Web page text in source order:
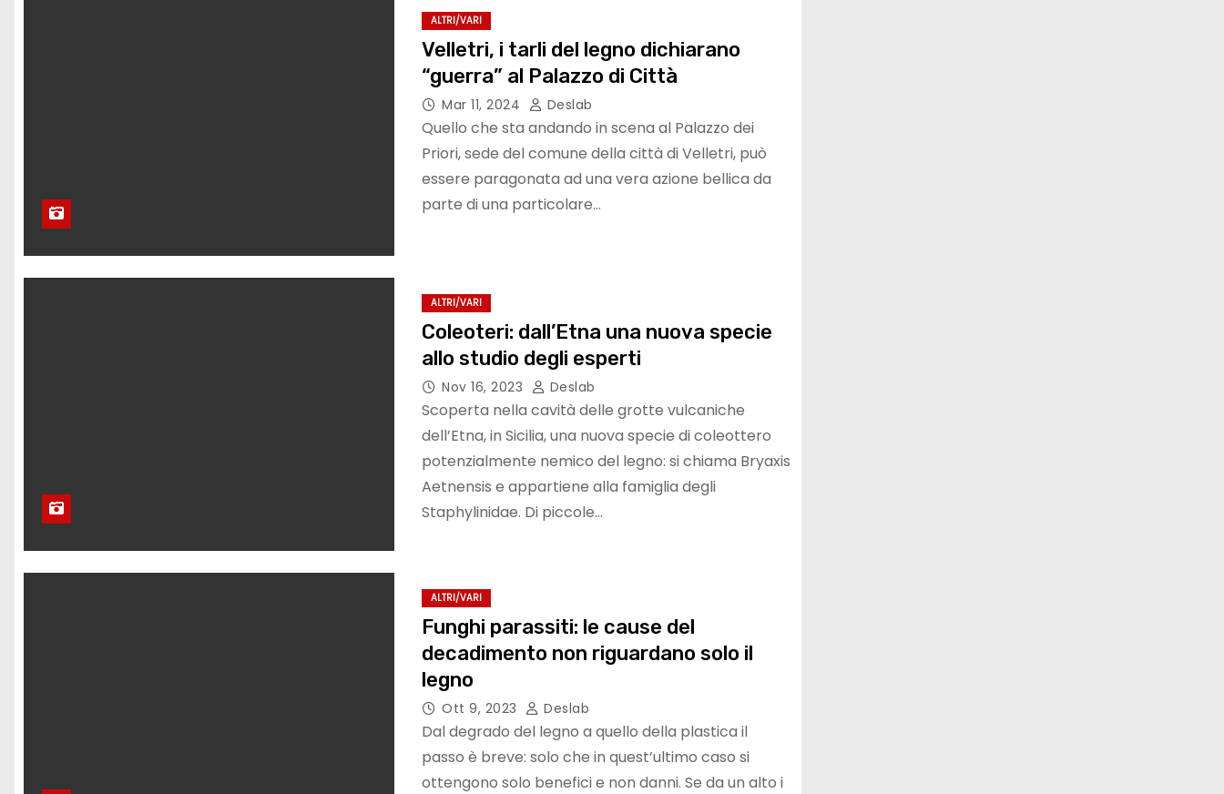
ALTRI/VARI
Velletri, i tarli del legno dichiarano
“guerra” al Palazzo di Città
Mar 11, 2024 Deslab
Quello che sta andando in scena al Palazzo dei
Priori, sede del comune della città di Velletri, può
essere paragonata ad una vera azione bellica da
parte di una particolare…
ALTRI/VARI
Coleoteri: dall’Etna una nuova specie
allo studio degli esperti
Nov 16, 2023 Deslab
Scoperta nella cavità delle grotte vulcaniche
dell’Etna, in Sicilia, una nuova specie di coleottero
potenzialmente nemico del legno: si chiama Bryaxis
Aetnensis e appartiene alla famiglia degli
Staphylinidae. Di piccole…
ALTRI/VARI
Funghi parassiti: le cause del
decadimento non riguardano solo il
legno
Ott 9, 2023 Deslab
Dal degrado del legno a quello della plastica il
passo è breve: solo che in quest’ultimo caso si
ottengono solo benefici e non danni. Se da un alto i